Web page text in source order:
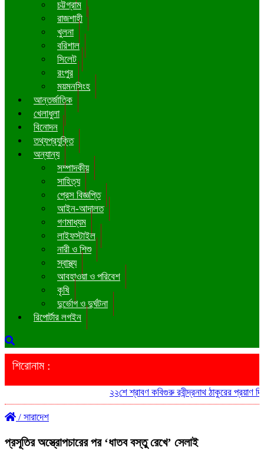
চট্টগ্রাম
রাজশাহী
খুলনা
বরিশাল
সিলেট
রংপুর
ময়মনসিংহ
আন্তর্জাতিক
খেলাধুলা
বিনোদন
তথ্যপ্রযুক্তি
অন্যান্য
সম্পাদকীয়
সাহিত্য
প্রেস বিজ্ঞপ্তি
আইন-আদালত
গণমাধ্যম
লাইফস্টাইল
নারী ও শিশু
স্বাস্থ্য
আবহাওয়া ও পরিবেশ
কৃষি
দুর্ভোগ ও দুর্ঘটনা
রিপোর্টার লগইন
শিরোনাম :
২২শে শ্রাবণ কবিগুরু রবীন্দ্রনাথ ঠাকুরের প্রয়াণ
/ সারাদেশ
প্রসূতির অস্ত্রোপচারের পর ‘ধাতব বস্তু রেখে’ সেলাই